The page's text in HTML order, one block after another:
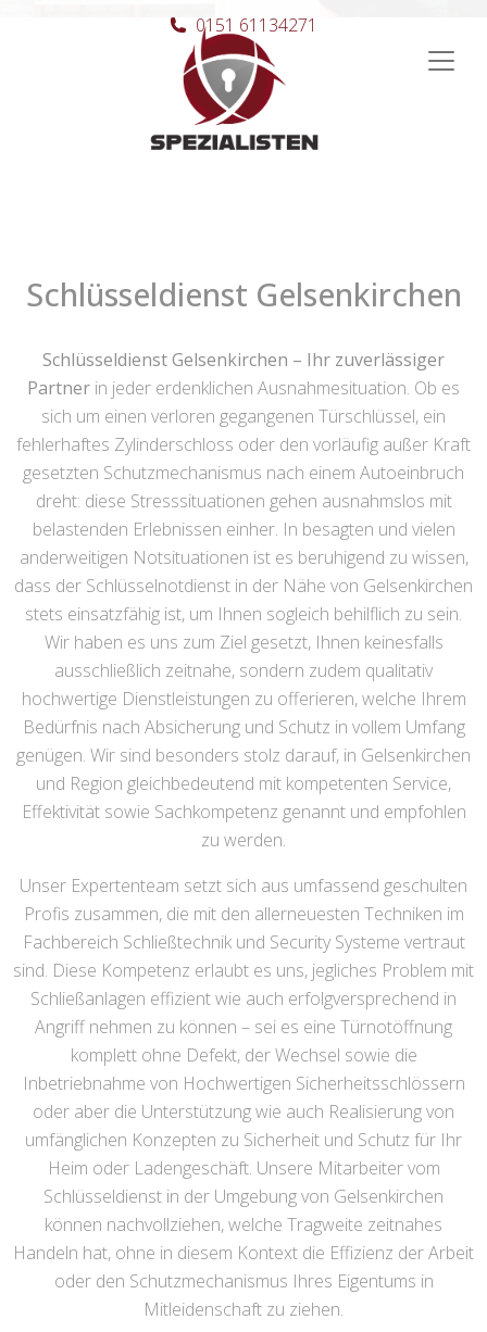
Hauptnavigation
0151 61134271
Schlüsseldienst Gelsenkirchen
Schlüsseldienst Gelsenkirchen – Ihr zuverlässiger
Partner in jeder erdenklichen Ausnahmesituation. Ob es
sich um einen verloren gegangenen Türschlüssel, ein
fehlerhaftes Zylinderschloss oder den vorläufig außer Kraft
gesetzten Schutzmechanismus nach einem Autoeinbruch
dreht: diese Stresssituationen gehen ausnahmslos mit
belastenden Erlebnissen einher. In besagten und vielen
anderweitigen Notsituationen ist es beruhigend zu wissen,
dass der Schlüsselnotdienst in der Nähe von Gelsenkirchen
stets einsatzfähig ist, um Ihnen sogleich behilflich zu sein.
Wir haben es uns zum Ziel gesetzt, Ihnen keinesfalls
ausschließlich zeitnahe, sondern zudem qualitativ
hochwertige Dienstleistungen zu offerieren, welche Ihrem
Bedürfnis nach Absicherung und Schutz in vollem Umfang
genügen. Wir sind besonders stolz darauf, in Gelsenkirchen
und Region gleichbedeutend mit kompetenten Service,
Effektivität sowie Sachkompetenz genannt und empfohlen
zu werden.
Unser Expertenteam setzt sich aus umfassend geschulten
Profis zusammen, die mit den allerneuesten Techniken im
Fachbereich Schließtechnik und Security Systeme vertraut
sind. Diese Kompetenz erlaubt es uns, jegliches Problem mit
Schließanlagen effizient wie auch erfolgversprechend in
Angriff nehmen zu können – sei es eine Türnotöffnung
komplett ohne Defekt, der Wechsel sowie die
Inbetriebnahme von Hochwertigen Sicherheitsschlössern
oder aber die Unterstützung wie auch Realisierung von
umfänglichen Konzepten zu Sicherheit und Schutz für Ihr
Heim oder Ladengeschäft. Unsere Mitarbeiter vom
Schlüsseldienst in der Umgebung von Gelsenkirchen
können nachvollziehen, welche Tragweite zeitnahes
Handeln hat, ohne in diesem Kontext die Effizienz der Arbeit
oder den Schutzmechanismus Ihres Eigentums in
Mitleidenschaft zu ziehen.